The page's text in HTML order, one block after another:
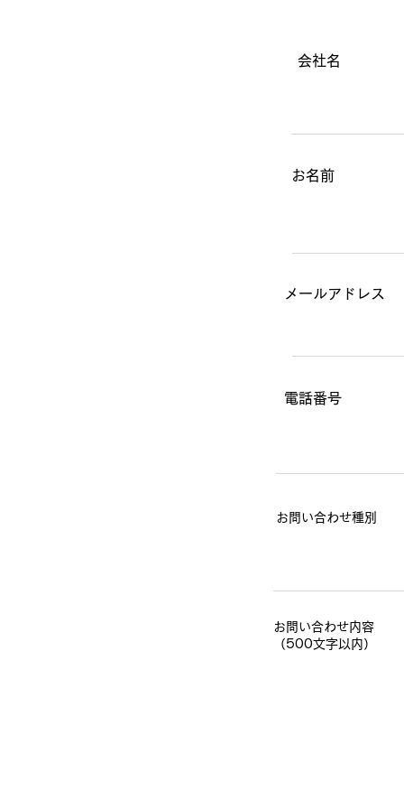
会社名
お名前
​メールアドレス
​電話番号
​お問い合わせ種別
​お問い合わせ内容
​（500文字以内）